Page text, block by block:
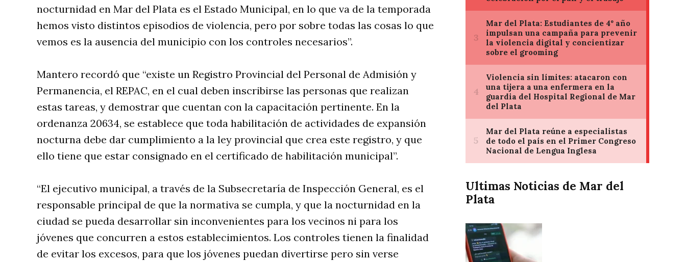
nocturnidad en Mar del Plata es el Estado Municipal, en lo que va de la temporada
hemos visto distintos episodios de violencia, pero por sobre todas las cosas lo que
vemos es la ausencia del municipio con los controles necesarios”.
Mantero recordó que “existe un Registro Provincial del Personal de Admisión y
Permanencia, el REPAC, en el cual deben inscribirse las personas que realizan
estas tareas, y demostrar que cuentan con la capacitación pertinente. En la
ordenanza 20634, se establece que toda habilitación de actividades de expansión
nocturna debe dar cumplimiento a la ley provincial que crea este registro, y que
ello tiene que estar consignado en el certificado de habilitación municipal”.
“El ejecutivo municipal, a través de la Subsecretaría de Inspección General, es el
responsable principal de que la normativa se cumpla, y que la nocturnidad en la
ciudad se pueda desarrollar sin inconvenientes para los vecinos ni para los
jóvenes que concurren a estos establecimientos. Los controles tienen la finalidad
de evitar los excesos, para que los jóvenes puedan divertirse pero sin verse
Ultimas Noticias de Mar del
Plata